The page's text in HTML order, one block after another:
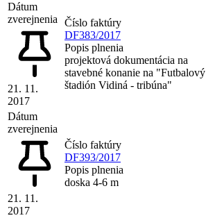
Dátum
zverejnenia
21. 11.
2017
Číslo faktúry
DF383/2017
Popis plnenia
projektová dokumentácia na
stavebné konanie na "Futbalový
štadión Vidiná - tribúna"
Dátum
zverejnenia
21. 11.
2017
Číslo faktúry
DF393/2017
Popis plnenia
doska 4-6 m